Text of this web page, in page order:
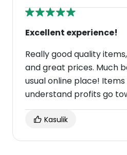
Excellent experience!
Really good quality
and great prices. Much
usual online place!
understand profits go
Kasulik